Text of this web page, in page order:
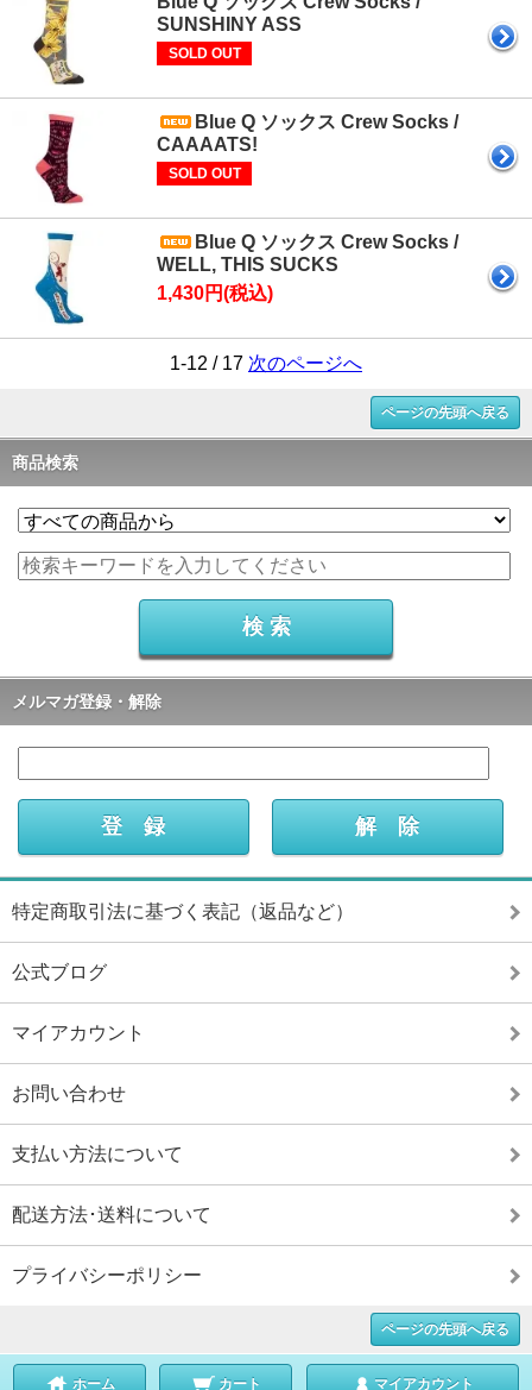
SUNSHINY ASS
SOLD OUT
Blue Q ソックス Crew Socks /
CAAAATS!
SOLD OUT
Blue Q ソックス Crew Socks /
WELL, THIS SUCKS
1,430円(税込)
1-12 / 17 次のページへ
ページの先頭へ戻る
商品検索
メルマガ登録・解除
特定商取引法に基づく表記（返品など）
公式ブログ
マイアカウント
お問い合わせ
支払い方法について
配送方法･送料について
プライバシーポリシー
ページの先頭へ戻る
ホーム カート マイアカウント